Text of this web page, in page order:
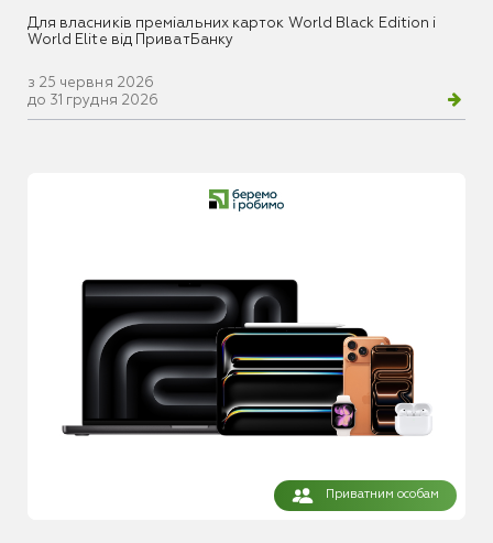
Для власників преміальних карток World Black Edition і
World Elite від ПриватБанку
з 25 червня 2026
до 31 грудня 2026
Приватним особам